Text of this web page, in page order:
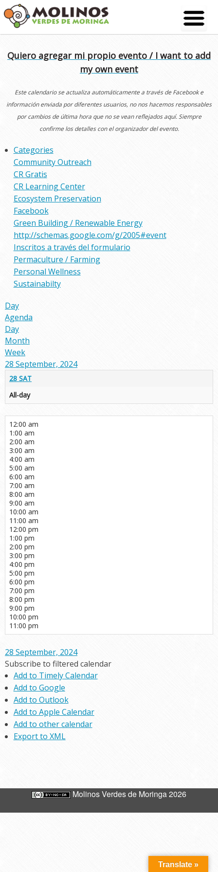
Skip
to
content
Quiero agregar mi propio evento / I want to add
my own event
Este calendario se actualiza automáticamente a través de Facebook e
información enviada por diferentes usuarios, no nos hacemos responsables
por cambios de última hora que no se vean reflejados aquí. Siempre
confirme los detalles con el organizador del evento.
Categories
Community Outreach
CR Gratis
CR Learning Center
Ecosystem Preservation
Facebook
Green Building / Renewable Energy
http://schemas.google.com/g/2005#event
Inscritos a través del formulario
Permaculture / Farming
Personal Wellness
Sustainabilty
Day
Agenda
Day
Month
Week
28 September, 2024
28 SAT
All-day
12:00 am
1:00 am
2:00 am
3:00 am
4:00 am
5:00 am
6:00 am
7:00 am
8:00 am
9:00 am
10:00 am
11:00 am
12:00 pm
1:00 pm
2:00 pm
3:00 pm
4:00 pm
5:00 pm
6:00 pm
7:00 pm
8:00 pm
9:00 pm
10:00 pm
11:00 pm
28 September, 2024
Subscribe to filtered calendar
Add to Timely Calendar
Add to Google
Add to Outlook
Add to Apple Calendar
Add to other calendar
Export to XML
Molinos Verdes de Moringa 2026
Translate »